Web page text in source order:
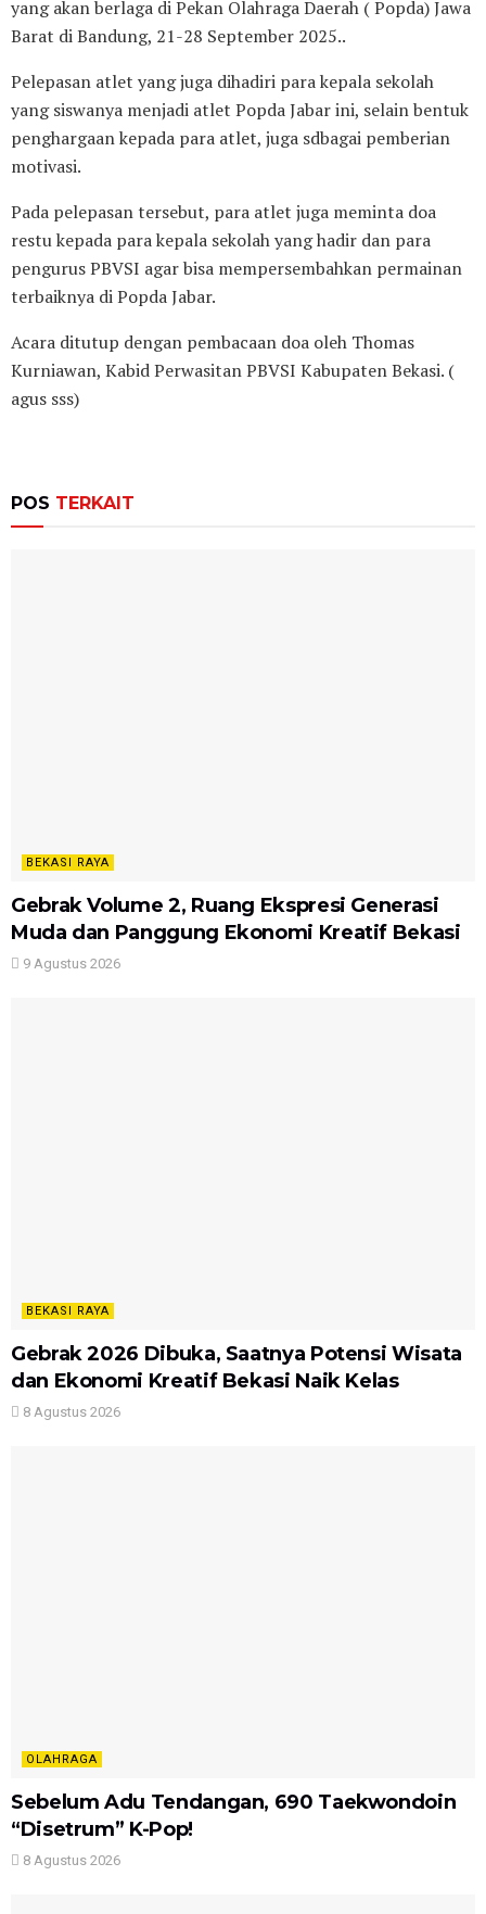
yang akan berlaga di Pekan Olahraga Daerah ( Popda) Jawa
Barat di Bandung, 21-28 September 2025..
Pelepasan atlet yang juga dihadiri para kepala sekolah
yang siswanya menjadi atlet Popda Jabar ini, selain bentuk
penghargaan kepada para atlet, juga sdbagai pemberian
motivasi.
Pada pelepasan tersebut, para atlet juga meminta doa
restu kepada para kepala sekolah yang hadir dan para
pengurus PBVSI agar bisa mempersembahkan permainan
terbaiknya di Popda Jabar.
Acara ditutup dengan pembacaan doa oleh Thomas
Kurniawan, Kabid Perwasitan PBVSI Kabupaten Bekasi. (
agus sss)
POS TERKAIT
BEKASI RAYA
Gebrak Volume 2, Ruang Ekspresi Generasi
Muda dan Panggung Ekonomi Kreatif Bekasi
9 Agustus 2026
BEKASI RAYA
Gebrak 2026 Dibuka, Saatnya Potensi Wisata
dan Ekonomi Kreatif Bekasi Naik Kelas
8 Agustus 2026
OLAHRAGA
Sebelum Adu Tendangan, 690 Taekwondoin
“Disetrum” K-Pop!
8 Agustus 2026